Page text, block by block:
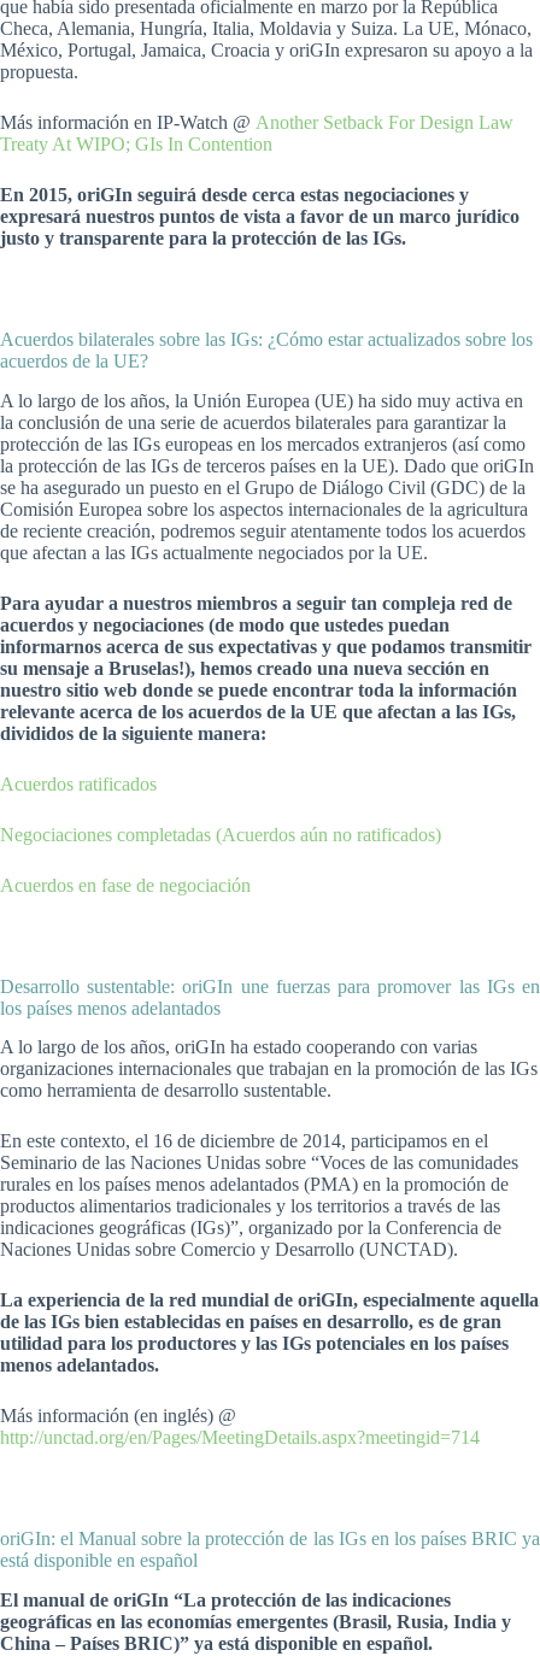
que había sido presentada oficialmente en marzo por la República
Checa, Alemania, Hungría, Italia, Moldavia y Suiza. La UE, Mónaco,
México, Portugal, Jamaica, Croacia y oriGIn expresaron su apoyo a la
propuesta.
Más información en IP-Watch @ Another Setback For Design Law
Treaty At WIPO; GIs In Contention
En 2015, oriGIn seguirá desde cerca estas negociaciones y
expresará nuestros puntos de vista a favor de un marco jurídico
justo y transparente para la protección de las IGs.
Acuerdos bilaterales sobre las IGs: ¿Cómo estar actualizados sobre los
acuerdos de la UE?
A lo largo de los años, la Unión Europea (UE) ha sido muy activa en
la conclusión de una serie de acuerdos bilaterales para garantizar la
protección de las IGs europeas en los mercados extranjeros (así como
la protección de las IGs de terceros países en la UE). Dado que oriGIn
se ha asegurado un puesto en el Grupo de Diálogo Civil (GDC) de la
Comisión Europea sobre los aspectos internacionales de la agricultura
de reciente creación, podremos seguir atentamente todos los acuerdos
que afectan a las IGs actualmente negociados por la UE.
Para ayudar a nuestros miembros a seguir tan compleja red de
acuerdos y negociaciones (de modo que ustedes puedan
informarnos acerca de sus expectativas y que podamos transmitir
su mensaje a Bruselas!), hemos creado una nueva sección en
nuestro sitio web donde se puede encontrar toda la información
relevante acerca de los acuerdos de la UE que afectan a las IGs,
divididos de la siguiente manera:
Acuerdos ratificados
Negociaciones completadas (Acuerdos aún no ratificados)
Acuerdos en fase de negociación
Desarrollo sustentable: oriGIn une fuerzas para promover las IGs en
los países menos adelantados
A lo largo de los años, oriGIn ha estado cooperando con varias
organizaciones internacionales que trabajan en la promoción de las IGs
como herramienta de desarrollo sustentable.
En este contexto, el 16 de diciembre de 2014, participamos en el
Seminario de las Naciones Unidas sobre “Voces de las comunidades
rurales en los países menos adelantados (PMA) en la promoción de
productos alimentarios tradicionales y los territorios a través de las
indicaciones geográficas (IGs)”, organizado por la Conferencia de
Naciones Unidas sobre Comercio y Desarrollo (UNCTAD).
La experiencia de la red mundial de oriGIn, especialmente aquella
de las IGs bien establecidas en países en desarrollo, es de gran
utilidad para los productores y las IGs potenciales en los países
menos adelantados.
Más información (en inglés) @
http://unctad.org/en/Pages/MeetingDetails.aspx?meetingid=714
oriGIn: el Manual sobre la protección de las IGs en los países BRIC ya
está disponible en español
El manual de oriGIn “La protección de las indicaciones
geográficas en las economías emergentes (Brasil, Rusia, India y
China – Países BRIC)” ya está disponible en español.